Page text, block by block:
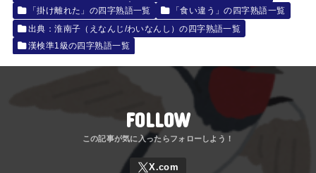
「掛け離れた」の四字熟語一覧
「食い違う」の四字熟語一覧
出典：淮南子（えなんじ/わいなんし）の四字熟語一覧
漢検準1級の四字熟語一覧
FOLLOW